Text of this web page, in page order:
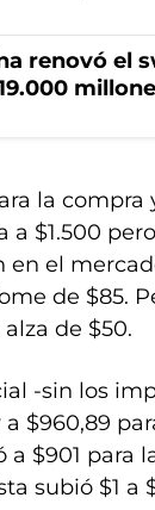
renovó el
la
a $1.500
el
de $85.
de $50.
-sin los
$960,89
$901 para
subió $1 a